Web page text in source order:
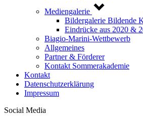
Mediengalerie
Bildergalerie Bildende
Eindrücke aus 2020 &
Biagio-Marini-Wettbewerb
Allgemeines
Partner & Förderer
Kontakt Sommerakademie
Kontakt
Datenschutzerklärung
Impressum
Social Media